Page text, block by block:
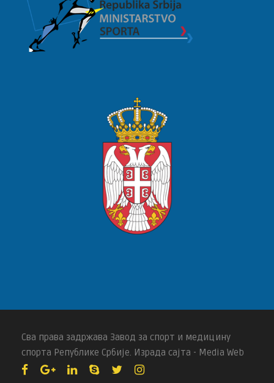
Сва права задржава Завод за спорт и медицину
спорта Републике Србије. Израда сајта - Media Web